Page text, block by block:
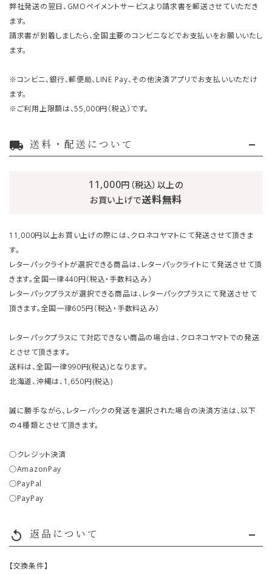
弊社発送の翌日、GMOペイメントサービスより請求書を郵送させていただき
ます。
請求書が到着しましたら、全国主要のコンビニなどでお支払いをお願いいたし
ます。
※コンビニ、銀行、郵便局、LINE Pay、その他決済アプリでお支払いいただけ
ます。
※ご利用上限額は、55,000円（税込）です。
local_shipping 送料・配送について
11,000円（税込）以上の
お買い上げで送料無料
11,000円以上お買い上げの際には、クロネコヤマトにて発送させて頂きま
す。
レターパックライトが選択できる商品は、レターパックライトにて発送させて頂
きます。全国一律440円（税込・手数料込み）
レターパックプラスが選択できる商品は、レターパックプラスにて発送させて
頂きます。全国一律605円（税込・手数料込み）
レターパックプラスにて対応できない商品の場合は、クロネコヤマトでの発送
とさせて頂きます。
送料は、全国一律990円(税込)となります。
北海道、沖縄は、1,650円(税込)
誠に勝手ながら、レターパックの発送を選択された場合の決済方法は、以下
の４種類とさせて頂きます。
○クレジット決済
○AmazonPay
○PayPal
○PayPay
replay 返品について
【交換条件】